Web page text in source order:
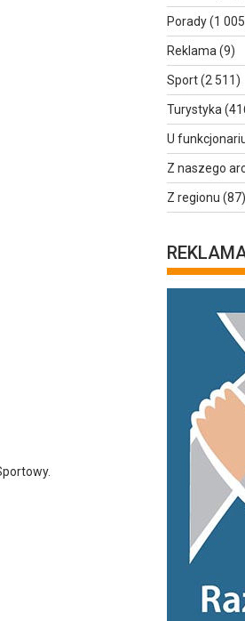
Porady(1
Reklama (9)
Sport(2 511)
Turystyka
U
Z naszego
Z regionu (87)